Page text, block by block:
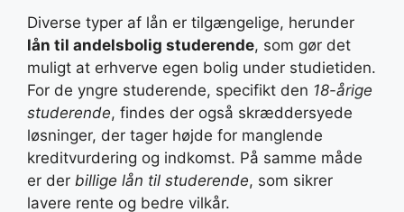
Diverse typer af lån er tilgængelige, herunder
lån til andelsbolig studerende, som gør det
muligt at erhverve egen bolig under studietiden.
For de yngre studerende, specifikt den 18-årige
studerende, findes der også skræddersyede
løsninger, der tager højde for manglende
kreditvurdering og indkomst. På samme måde
er der billige lån til studerende, som sikrer
lavere rente og bedre vilkår.